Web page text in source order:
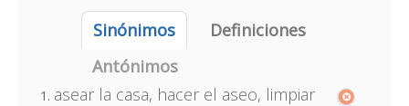
Sinónimos
Definiciones
Antónimos
asear la casa, hacer el aseo, limpiar